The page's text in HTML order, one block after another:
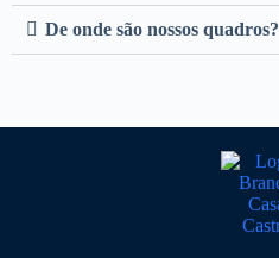
De onde são nossos quadros?